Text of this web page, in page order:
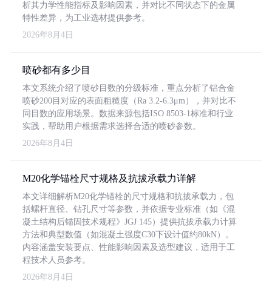
析其力学性能指标及影响因素，并对比不同状态下的金属
特性差异，为工业选材提供参考。
2026年8月4日
喷砂都有多少目
本文系统介绍了喷砂目数的分级标准，重点分析了铝合金
喷砂200目对应的表面粗糙度（Ra 3.2-6.3μm），并对比不
同目数的应用场景。数据来源包括ISO 8503-1标准和行业
实践，帮助用户根据需求选择合适的喷砂参数。
2026年8月4日
M20化学锚栓尺寸规格及抗拔承载力详解
本文详细解析M20化学锚栓的尺寸规格和抗拔承载力，包
括螺杆直径、钻孔尺寸等参数，并依据专业标准（如《混
凝土结构后锚固技术规程》JGJ 145）提供抗拔承载力计算
方法和典型数值（如混凝土强度C30下设计值约80kN）。
内容涵盖安装要点、性能影响因素及选型建议，适用于工
程技术人员参考。
2026年8月4日